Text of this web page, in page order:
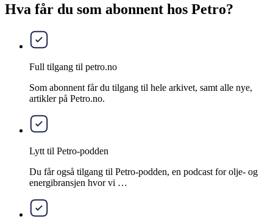
Hva får du som abonnent hos Petro?
Full tilgang til petro.no
Som abonnent får du tilgang til hele arkivet, samt alle nye,
artikler på Petro.no.
Lytt til Petro-podden
Du får også tilgang til Petro-podden, en podcast for olje- og
energibransjen hvor vi …